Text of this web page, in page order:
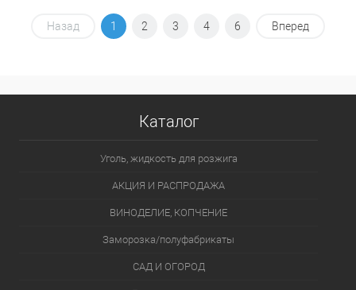
В корзину
Назад 1 2 3 4 6 Вперед
Каталог
Уголь, жидкость для розжига
АКЦИЯ И РАСПРОДАЖА
ВИНОДЕЛИЕ, КОПЧЕНИЕ
Заморозка/полуфабрикаты
САД И ОГОРОД